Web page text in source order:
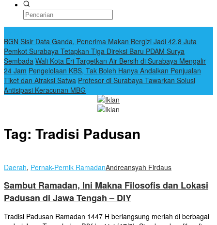
BGN Sisir Data Ganda, Penerima Makan Bergizi Jadi 42,8 Juta
Pemkot Surabaya Tetapkan Tiga Direksi Baru PDAM Surya
Sembada Wali Kota Eri Targetkan Air Bersih di Surabaya Mengalir
24 Jam Pengelolaan KBS, Tak Boleh Hanya Andalkan Penjualan
Tiket dan Atraksi Satwa Profesor di Surabaya Tawarkan Solusi
Antisipasi Keracunan MBG
Tag: Tradisi Padusan
Daerah, Pernak-Pernik RamadanAndreansyah Firdaus
Sambut Ramadan, Ini Makna Filosofis dan Lokasi
Padusan di Jawa Tengah – DIY
Tradisi Padusan Ramadan 1447 H berlangsung meriah di berbagai